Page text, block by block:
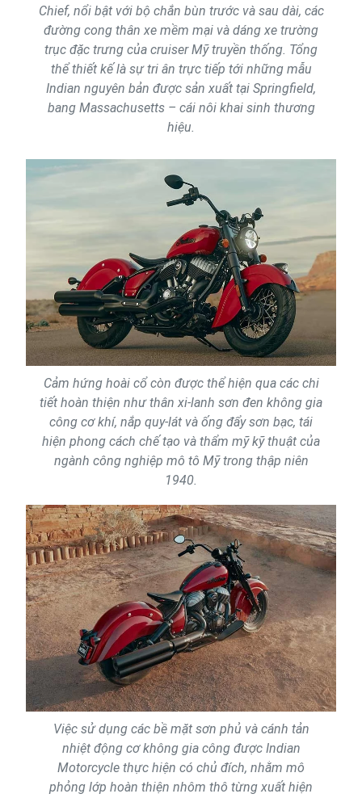
Chief, nổi bật với bộ chắn bùn trước và sau dài, các
đường cong thân xe mềm mại và dáng xe trường
trục đặc trưng của cruiser Mỹ truyền thống. Tổng
thể thiết kế là sự tri ân trực tiếp tới những mẫu
Indian nguyên bản được sản xuất tại Springfield,
bang Massachusetts – cái nôi khai sinh thương
hiệu.
Cảm hứng hoài cổ còn được thể hiện qua các chi
tiết hoàn thiện như thân xi-lanh sơn đen không gia
công cơ khí, nắp quy-lát và ống đẩy sơn bạc, tái
hiện phong cách chế tạo và thẩm mỹ kỹ thuật của
ngành công nghiệp mô tô Mỹ trong thập niên
1940.
Việc sử dụng các bề mặt sơn phủ và cánh tản
nhiệt động cơ không gia công được Indian
Motorcycle thực hiện có chủ đích, nhằm mô
phỏng lớp hoàn thiện nhôm thô từng xuất hiện